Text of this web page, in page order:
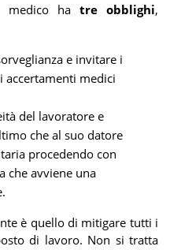
medico ha tre obblighi,
e invitare i
accertamenti medici
del lavoratore e
che al suo datore
procedendo con
che avviene una
è quello di mitigare tutti i
di lavoro. Non si tratta